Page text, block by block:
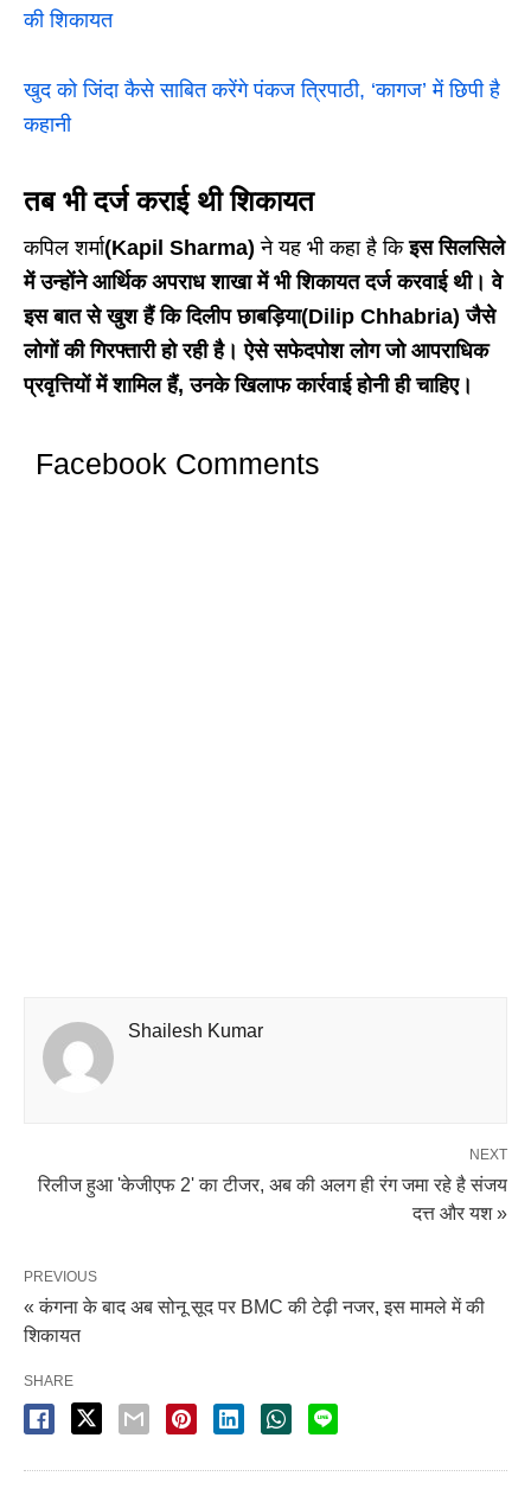
की शिकायत
खुद को जिंदा कैसे साबित करेंगे पंकज त्रिपाठी, ‘कागज’ में छिपी है
कहानी
तब भी दर्ज कराई थी शिकायत
कपिल शर्मा(Kapil Sharma) ने यह भी कहा है किइस सिलसिले
में उन्होंने आर्थिक अपराध शाखा में भी शिकायत दर्ज करवाई थी। वे
इस बात से खुश हैं कि दिलीप छाबड़िया(Dilip Chhabria) जैसे
लोगों की गिरफ्तारी हो रही है। ऐसे सफेदपोश लोग जो आपराधिक
प्रवृत्तियों में शामिल हैं, उनके खिलाफ कार्रवाई होनी ही चाहिए।
Facebook Comments
Shailesh Kumar
NEXT
रिलीज हुआ 'केजीएफ 2' का टीजर, अब की अलग ही रंग जमा रहे है संजय
दत्त और यश »
PREVIOUS
« कंगना के बाद अब सोनू सूद पर BMC की टेढ़ी नजर, इस मामले में की
शिकायत
SHARE